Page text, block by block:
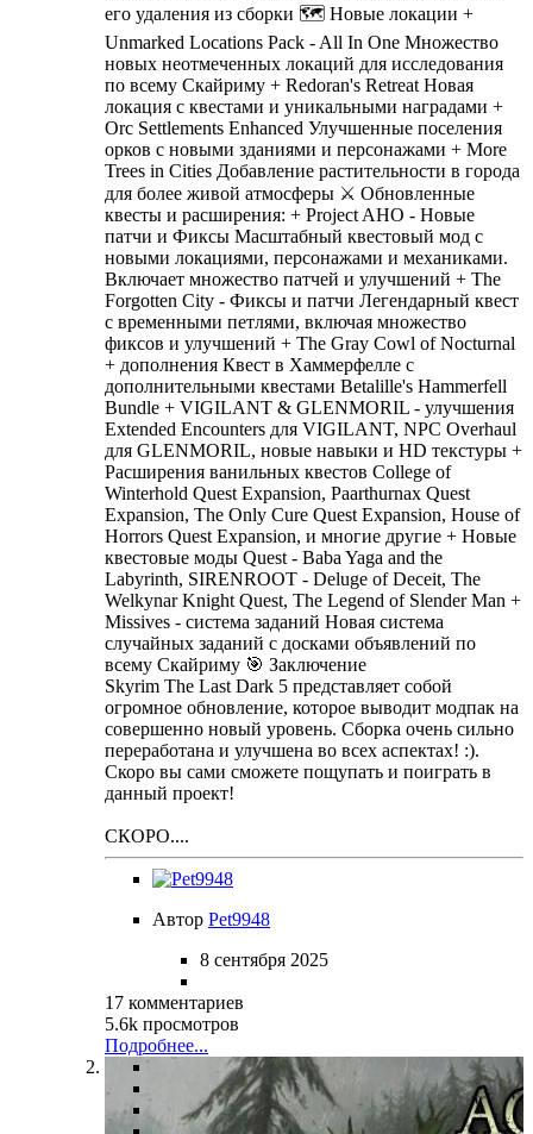
его удаления из сборки 🗺️ Новые локации +
Unmarked Locations Pack - All In One Множество
новых неотмеченных локаций для исследования
по всему Скайриму + Redoran's Retreat Новая
локация с квестами и уникальными наградами +
Orc Settlements Enhanced Улучшенные поселения
орков с новыми зданиями и персонажами + More
Trees in Cities Добавление растительности в города
для более живой атмосферы ⚔️ Обновленные
квесты и расширения: + Project AHO - Новые
патчи и Фиксы Масштабный квестовый мод с
новыми локациями, персонажами и механиками.
Включает множество патчей и улучшений + The
Forgotten City - Фиксы и патчи Легендарный квест
с временными петлями, включая множество
фиксов и улучшений + The Gray Cowl of Nocturnal
+ дополнения Квест в Хаммерфелле с
дополнительными квестами Betalille's Hammerfell
Bundle + VIGILANT & GLENMORIL - улучшения
Extended Encounters для VIGILANT, NPC Overhaul
для GLENMORIL, новые навыки и HD текстуры +
Расширения ванильных квестов College of
Winterhold Quest Expansion, Paarthurnax Quest
Expansion, The Only Cure Quest Expansion, House of
Horrors Quest Expansion, и многие другие + Новые
квестовые моды Quest - Baba Yaga and the
Labyrinth, SIRENROOT - Deluge of Deceit, The
Welkynar Knight Quest, The Legend of Slender Man +
Missives - система заданий Новая система
случайных заданий с досками объявлений по
всему Скайриму 🎯 Заключение
Skyrim The Last Dark 5 представляет собой
огромное обновление, которое выводит модпак на
совершенно новый уровень. Сборка очень сильно
переработана и улучшена во всех аспектах! :).
Скоро вы сами сможете пощупать и поиграть в
данный проект!
СКОРО....
Автор Pet9948
8 сентября 2025
17 комментариев
5.6k просмотров
Подробнее...